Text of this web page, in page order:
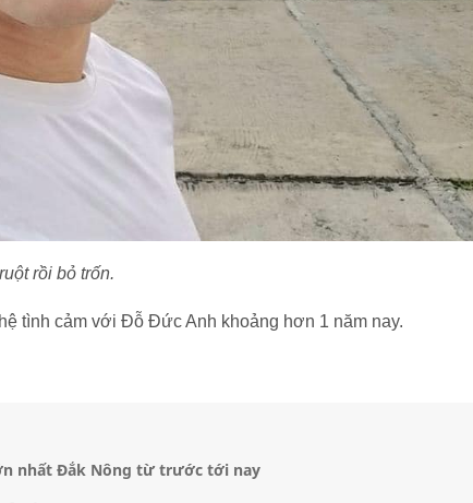
rồi bỏ trốn.
tình cảm với Đỗ Đức Anh khoảng hơn 1 năm nay.
nhất Đắk Nông từ trước tới nay